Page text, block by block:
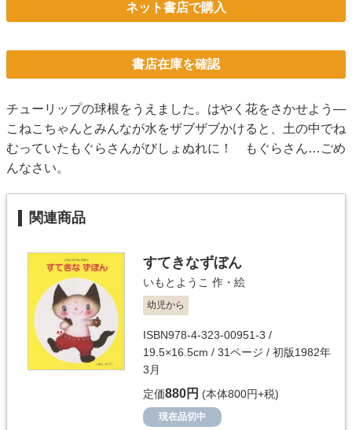
ネット書店で購入
書店在庫を確認
チューリップの球根をうえました。はやく花をさかせよう―
こねこちゃんとみんなが水をザブザブかけると、土の中でね
むっていたもぐらさんがびしょぬれに！ もぐらさん…ごめ
んなさい。
関連商品
すてきなずぼん
いもとようこ 作・絵
幼児から
ISBN978-4-323-00951-3 /
19.5×16.5cm / 31ページ / 初版1982年
3月
定価880円 (本体800円+税)
現在品切中